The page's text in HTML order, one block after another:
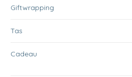
Giftwrapping
Tas
Cadeau